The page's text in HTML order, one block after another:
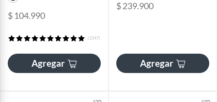
$ 104.990
(1547)
Agregar
$ 239.900
Agregar